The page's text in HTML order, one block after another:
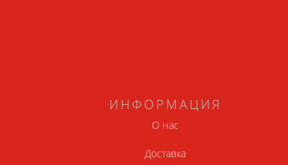
ИНФОРМАЦИЯ
О нас
Доставка